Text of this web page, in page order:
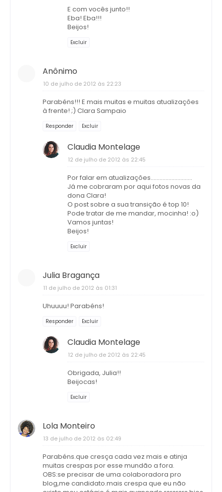
E com vocês junto!!
Eba! Eba!!!
Beijos!
Excluir
Anônimo
10 de julho de 2012 às 22:23
Parabéns!!! E mais muitas e muitas atualizações
à frente! ;) Clara Sampaio
Responder Excluir
Claudia Montelage
12 de julho de 2012 às 22:45
Por falar em atualizações............................
Já me cobraram por aqui fotos novas da
dona Clara!
O post sobre a sua transição é top 10!
Pode tratar de me mandar, mocinha! :o)
Vamos juntas!
Beijos!
Excluir
Julia Bragança
11 de julho de 2012 às 01:31
Uhuuuu! Parabéns!
Responder Excluir
Claudia Montelage
12 de julho de 2012 às 22:45
Obrigada, Julia!!
Beijocas!
Excluir
Lola Monteiro
13 de julho de 2012 às 02:49
Parabéns.que cresça cada vez mais e atinja
muitas crespas por esse mundão a fora.
OBS:se precisar de uma colaboradora pro
blog,me candidato.mais crespa que eu não